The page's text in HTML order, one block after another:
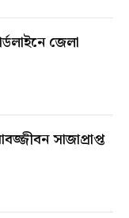
জেলা
সাজাপ্রাপ্ত